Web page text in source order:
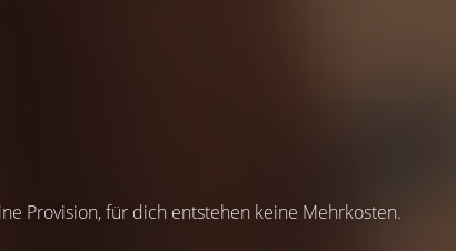
Provision, für dich entstehen keine Mehrkosten.